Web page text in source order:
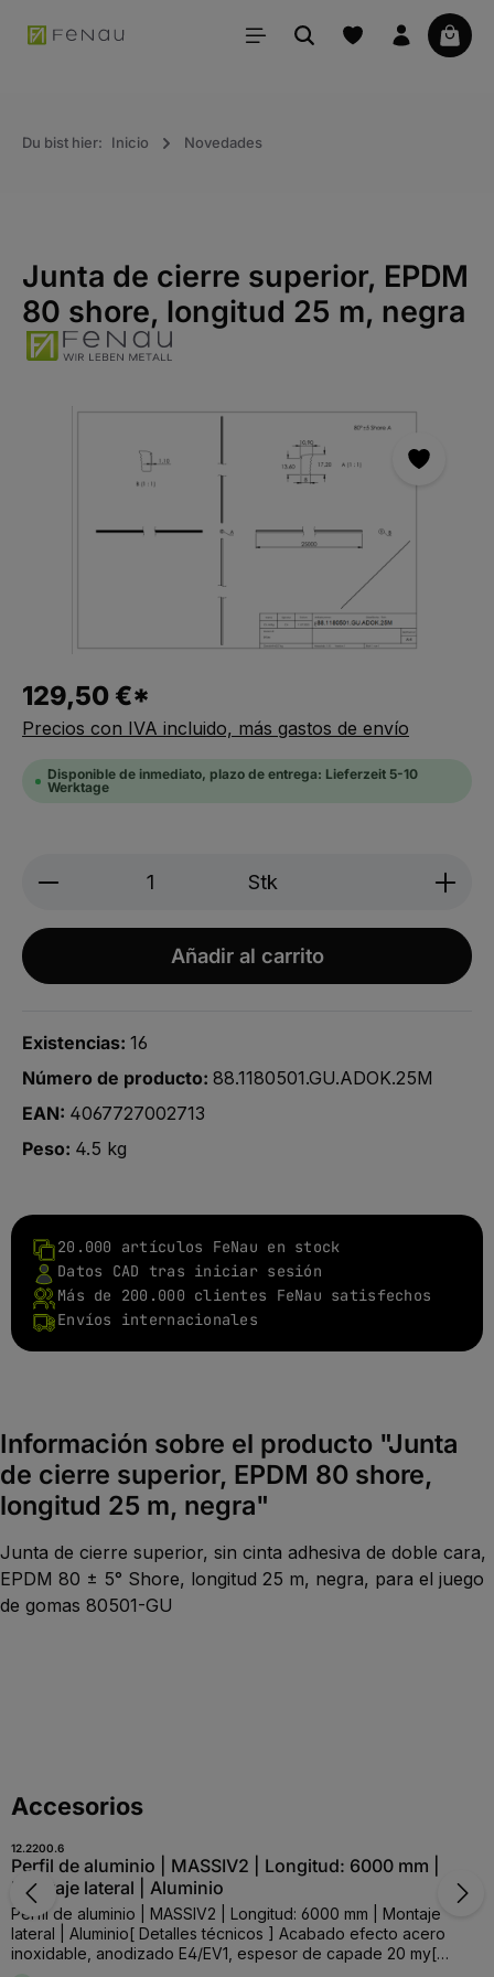
principal La
Du bist hier: Inicio Novedades
Junta de cierre superior, EPDM
80 shore, longitud 25 m, negra
Saltar la galería de imágenes
129,50 €*
Precios con IVA incluido, más gastos de envío
Disponible de inmediato, plazo de entrega: Lieferzeit 5-10
Werktage
Produkt Anzahl: Gib den
Stk
Añadir al carrito
Existencias: 16
Número de producto: 88.1180501.GU.ADOK.25M
EAN: 4067727002713
Peso: 4.5 kg
20.000 artículos FeNau en stock
Datos CAD tras iniciar sesión
Más de 200.000 clientes FeNau satisfechos
Envíos internacionales
Información sobre el producto "Junta
de cierre superior, EPDM 80 shore,
longitud 25 m, negra"
Junta de cierre superior, sin cinta adhesiva de doble cara,
EPDM 80 ± 5° Shore, longitud 25 m, negra, para el juego
de gomas 80501-GU
Saltar la galería de productos
Accesorios
12.2200.6
Perfil de aluminio | MASSIV2 | Longitud: 6000 mm |
Montaje lateral | Aluminio
Perfil de aluminio | MASSIV2 | Longitud: 6000 mm | Montaje
lateral | Aluminio[ Detalles técnicos ] Acabado efecto acero
inoxidable, anodizado E4/EV1, espesor de capade 20 my[